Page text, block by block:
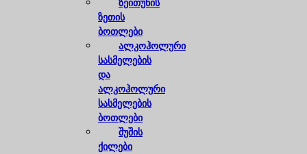
ზეითუნის
ზეთის
ბოთლები
ალკოჰოლური
სასმელების
და
ალკოჰოლური
სასმელების
ბოთლები
შუშის
ქილები